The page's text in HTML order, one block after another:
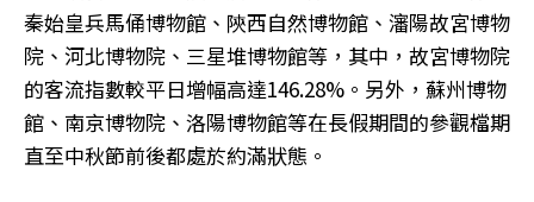
秦始皇兵馬俑博物館、陝西自然博物館、瀋陽故宮博物
院、河北博物院、三星堆博物館等，其中，故宮博物院
的客流指數較平日增幅高達146.28%。另外，蘇州博物
館、南京博物院、洛陽博物館等在長假期間的參觀檔期
直至中秋節前後都處於約滿狀態。